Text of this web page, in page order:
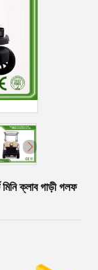
ক্লাব গাড়ী গলফ